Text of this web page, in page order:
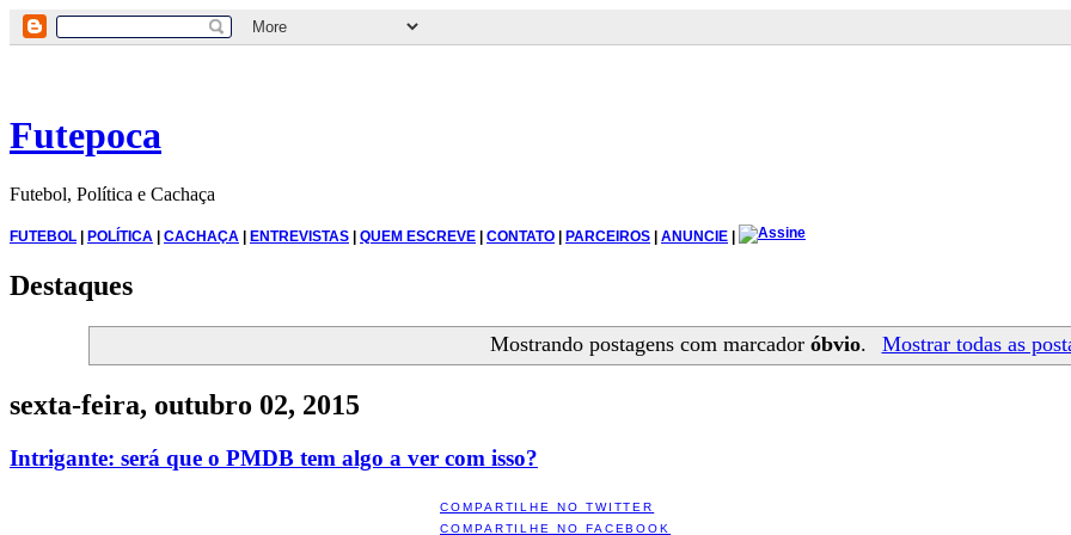
Futepoca
Futebol, Política e Cachaça
FUTEBOL | POLÍTICA | CACHAÇA | ENTREVISTAS | QUEM ESCREVE | CONTATO | PARCEIROS | ANUNCIE |
Destaques
Mostrando postagens com marcadoróbvio. Mostrar todas as
sexta-feira, outubro 02, 2015
Intrigante: será que o PMDB tem algo a ver com isso?
COMPARTILHE NO TWITTER
COMPARTILHE NO FACEBOOK